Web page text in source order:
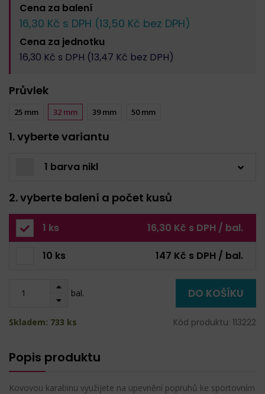
Cena za balení
16,30 Kč s DPH (13,50 Kč bez DPH)
Cena za jednotku
16,30 Kč s DPH (13,47 Kč bez DPH)
Průvlek
25 mm 32 mm 39 mm 50 mm
1. vyberte variantu
1 barva nikl
2. vyberte balení a počet kusů
1 ks 16,30 Kč s DPH / bal.
10 ks 147 Kč s DPH / bal.
bal. DO KOŠÍKU
Skladem: 733 ks Kód produktu: 113222
Popis produktu
Kovovou karabinu využijete na upevnění popruhů ke sportovním